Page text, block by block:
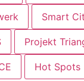
Smart
Projekt
Hot Spots